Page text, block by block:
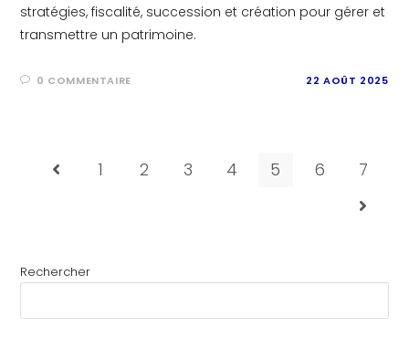
stratégies, fiscalité, succession et création pour gérer et
transmettre un patrimoine.
0 COMMENTAIRE 22 AOÛT 2025
1 2 3 4 5 6 7
Rechercher